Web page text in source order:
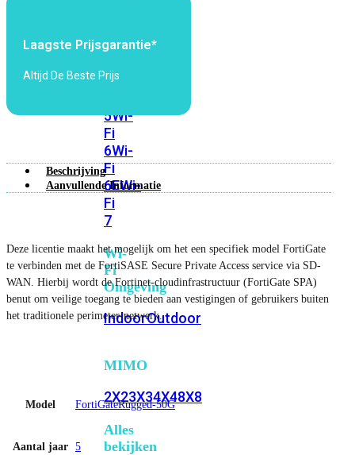
Generatie
Wi-
5Wi-
Fi
6Wi-
Fi
6EWi-
Fi
7
Wi-
Fi
Omgeving
IndoorOutdoor
MIMO
2X23X34X48X8
Alles
bekijken
Laagste Prijsgarantie*
Altijd De Beste Prijs
Beschrijving
Aanvullende Informatie
Deze licentie maakt het mogelijk om het een specifiek model FortiGate
te verbinden met de FortiSASE Secure Private Access service via SD-
WAN. Hierbij wordt de Fortinet-cloudinfrastructuur (FortiGate SPA)
benut om veilige toegang te bieden aan vestigingen of gebruikers buiten
het traditionele perimeter-netwerk.
Model FortiGateRugged-50G
Aantal jaar 5